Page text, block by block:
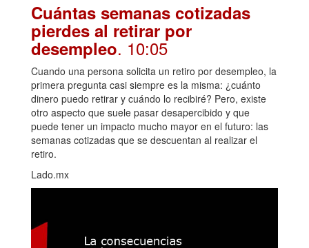
Cuántas semanas cotizadas
pierdes al retirar por
desempleo. 10:05
Cuando una persona solicita un retiro por desempleo, la
primera pregunta casi siempre es la misma: ¿cuánto
dinero puedo retirar y cuándo lo recibiré? Pero, existe
otro aspecto que suele pasar desapercibido y que
puede tener un impacto mucho mayor en el futuro: las
semanas cotizadas que se descuentan al realizar el
retiro.
Lado.mx